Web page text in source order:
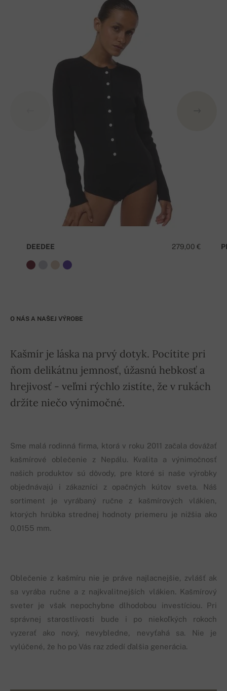
279,00 €
DEEDEE
O NÁS A NAŠEJ VÝROBE
Kašmír je láska na prvý dotyk. Pocítite pri
ňom delikátnu jemnosť, úžasnú hebkosť a
hrejivosť - veľmi rýchlo zistíte, že v rukách
držíte niečo výnimočné.
Sme malá rodinná firma, ktorá v roku 2011 začala dovážať
kašmírové oblečenie z Nepálu. Kvalita a výnimočnosť
našich produktov sú dôvody, pre ktoré si naše výrobky
objednávajú i zákazníci z opačných kútov sveta. Náš
sortiment je vyrábaný ručne z kašmírových vlákien,
ktorých hrúbka strednej hodnoty priemeru je nižšia ako
0,0155 mm.
Oblečenie z kašmíru nie je práve najlacnejšie, zvlášť ak
sa vyrába ručne a z najkvalitnejších vlákien. Kašmírový
sveter je však nepochybne dlhodobou investíciou. Pri
správnej starostlivosti bude i po niekoľkých rokoch
vyzerať ako nový, nevybledne, nevyťahá sa. Nie je
vylúčené, že ho po Vás raz zdedí ďalšia generácia.